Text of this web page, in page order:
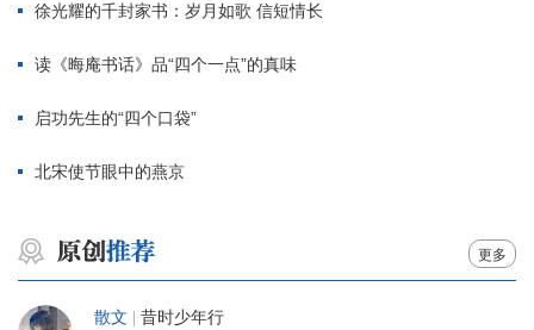
徐光耀的千封家书：岁月如歌 信短情长
读《晦庵书话》品“四个一点”的真味
启功先生的“四个口袋”
北宋使节眼中的燕京
更多
散文 昔时少年行